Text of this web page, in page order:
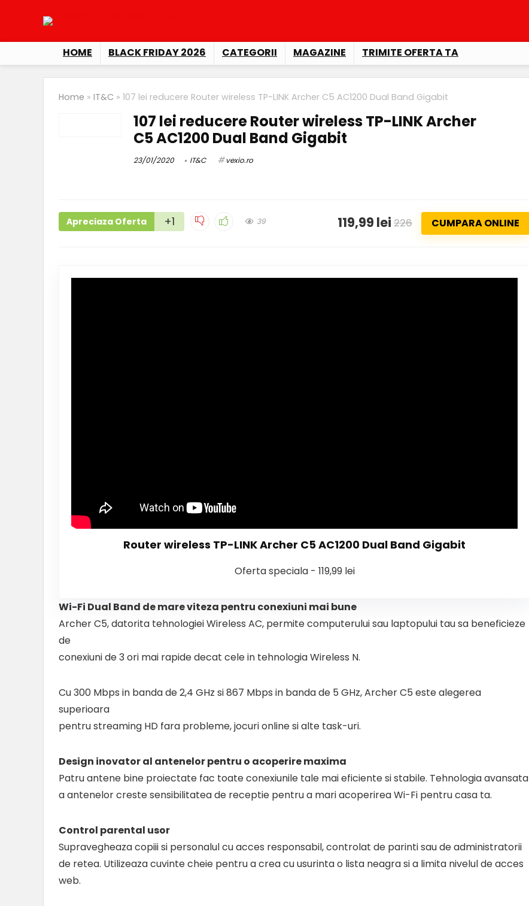
HOME BLACK FRIDAY 2026 CATEGORII MAGAZINE TRIMITE OFERTA TA
Home » IT&C » 107 lei reducere Router wireless TP-LINK Archer C5 AC1200 Dual Band Gigabit
107 lei reducere Router wireless TP-LINK Archer
C5 AC1200 Dual Band Gigabit
23/01/2020 IT&C vexio.ro
Apreciaza Oferta +1 39 119,99 lei 226 CUMPARA ONLINE
Router wireless TP-LINK Archer C5 AC1200 Dual Band Gigabit
Oferta speciala - 119,99 lei
Wi-Fi Dual Band de mare viteza pentru conexiuni mai bune
Archer C5, datorita tehnologiei Wireless AC, permite computerului sau laptopului tau sa beneficieze
de
conexiuni de 3 ori mai rapide decat cele in tehnologia Wireless N.
Cu 300 Mbps in banda de 2,4 GHz si 867 Mbps in banda de 5 GHz, Archer C5 este alegerea
superioara
pentru streaming HD fara probleme, jocuri online si alte task-uri.
Design inovator al antenelor pentru o acoperire maxima
Patru antene bine proiectate fac toate conexiunile tale mai eficiente si stabile. Tehnologia avansata
a antenelor creste sensibilitatea de receptie pentru a mari acoperirea Wi-Fi pentru casa ta.
Control parental usor
Supravegheaza copiii si personalul cu acces responsabil, controlat de parinti sau de administratorii
de retea. Utilizeaza cuvinte cheie pentru a crea cu usurinta o lista neagra si a limita nivelul de acces
web.